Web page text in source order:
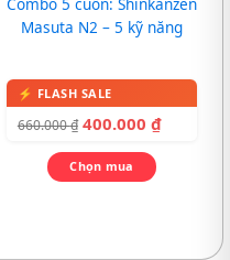
Combo 5 cuốn: Shinkanzen
Masuta N2 – 5 kỹ năng
660.000₫ 400.000 ₫
Chọn mua